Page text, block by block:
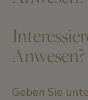
Anwesen?
Geben Sie